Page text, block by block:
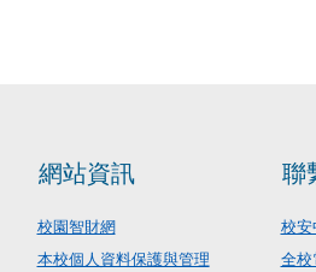
網站資訊
校園智財網
本校個人資料保護與管理
聯
校安
全校